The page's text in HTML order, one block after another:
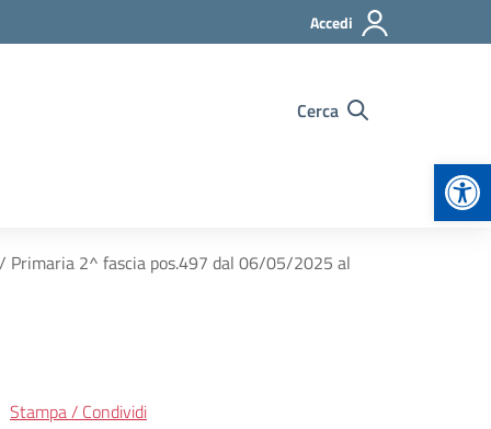
Accedi
Cerca
Primaria 2^ fascia pos.497 dal 06/05/2025 al
Stampa / Condividi